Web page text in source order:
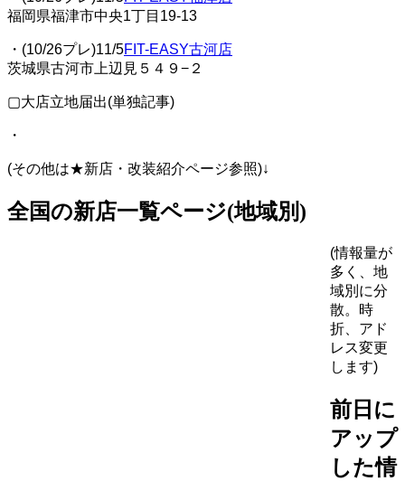
福岡県福津市中央1丁目19-13
・(10/26プレ)11/5FIT-EASY古河店
茨城県古河市上辺見５４９−２
▢大店立地届出(単独記事)
・
(その他は★新店・改装紹介ページ参照)↓
全国の新店一覧ページ(地域別)
(情報量が
多く、地
域別に分
散。時
折、アド
レス変更
します)
前日に
アップ
した情